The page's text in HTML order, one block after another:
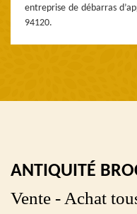
entreprise de débarras
94120.
ANTIQUITÉ
Vente - Achat